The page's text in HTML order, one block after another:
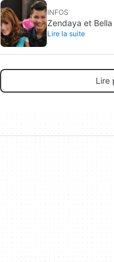
INFOS
Zendaya et
confronter l’une
Lire la suite
Lire